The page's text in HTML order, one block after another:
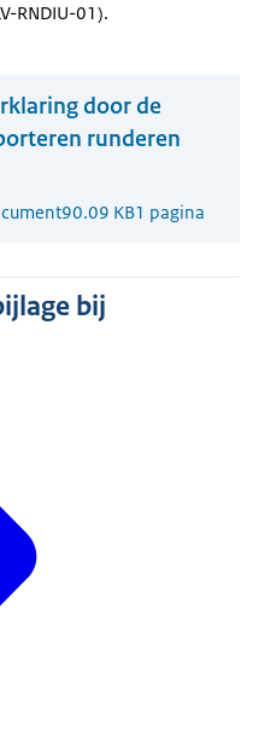
RNDIU-01).
door de
runderen
90.09 KB1 pagina
bij